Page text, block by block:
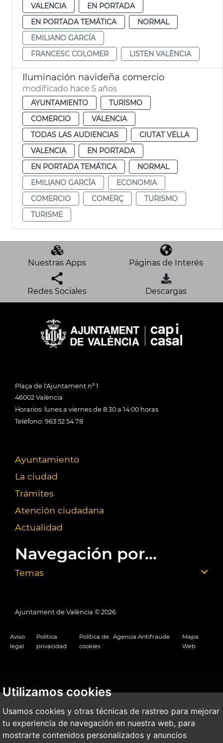
Utilizamos cookies
Usamos cookies y otras técnicas de rastreo para mejorar
tu experiencia de navegación en nuestra web, para
mostrarte contenidos personalizados y anuncios
VALENCIA
EN PORTADA
EN PORTADA TEMÁTICA
NORMAL
EMILIANO GARCÍA
FRANCESC COLOMER
LISTEN VALÈNCIA
Iluminación navideña comercio
modificado hace 5 años
AYUNTAMIENTO
TURISMO
COMERCIO
VALENCIA
TODAS LAS AUDIENCIAS
CIUTAT VELLA
VALENCIA
EN PORTADA
EN PORTADA TEMÁTICA
NORMAL
EMILIANO GARCÍA
ECONOMIA
COMERCIO
COMERÇ
TURISMO
TURISME
Nuestras Apps Páginas de Interés
Redes Sociales Descargas
Plaça de l'Ajuntament nº 1
46002 València
Horarios: lunes a viernes de 8:30 a 14:00 horas
Teléfono: 963 52 54 78
Ayuntamiento
La ciudad
Trámites
Atención ciudadana
Actualidad
Navegación por...
Temas
Ajuntament de València © 2026
Aviso
legal
Política
privacidad
Política de
cookies
Agencia Antifraude
Mapa
Web